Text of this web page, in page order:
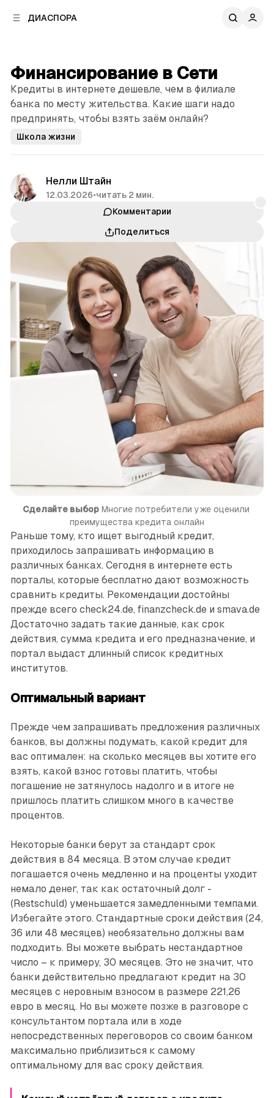
ДИАСПОРА
Финансирование в Сети
Кредиты в интернете дешевле, чем в филиале
банка по месту жительства. Какие шаги надо
предпринять, чтобы взять заём онлайн?
Школа жизни
Нелли Штайн
12.03.2026•читать 2 мин.
Комментарии
Поделиться
Сделайте выбор Многие потребители уже оценили
преимущества кредита онлайн
Раньше тому, кто ищет выгодный кредит,
приходилось запрашивать информацию в
различных банках. Сегодня в интернете есть
порталы, которые бесплатно дают возможность
сравнить кредиты. Рекомендации достойны
прежде всего check24.de, finanzcheck.de и smava.de
Достаточно задать такие данные, как срок
действия, сумма кредита и его предназначение, и
портал выдаст длинный список кредитных
институтов.
Оптимальный вариант
Прежде чем запрашивать предложения различных
банков, вы должны подумать, какой кредит для
вас оптимален: на сколько месяцев вы хотите его
взять, какой взнос готовы платить, чтобы
погашение не затянулось надолго и в итоге не
пришлось платить слишком много в качестве
процентов.
Некоторые банки берут за стандарт срок
действия в 84 месяца. В этом случае кредит
погашается очень медленно и на проценты уходит
немало денег, так как остаточный долг ­
(Restschuld) уменьшается замедленными темпами.
Избегайте этого. Стандартные сроки действия (24,
36 или 48 месяцев) необязательно должны вам
подходить. Вы можете выбрать нестандартное
число – к примеру, 30 месяцев. Это не значит, что
банки ­действительно предлагают кредит на 30
месяцев с неровным взносом в размере 221,26
евро в месяц. Но вы можете позже в разговоре с
консультантом портала или в ходе
непосредственных переговоров со своим банком
максимально приблизиться к самому
оптимальному для вас сроку действия.